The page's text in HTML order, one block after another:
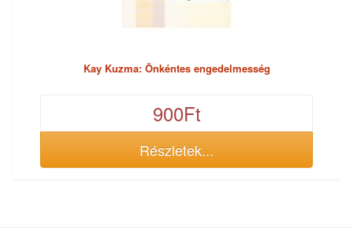
Kay Kuzma: Önkéntes engedelmesség
900Ft
Részletek...